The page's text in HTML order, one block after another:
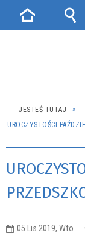
JESTEŚ TUTAJ
UROCZYSTOŚCI
05 Lis 2019, Wto
Strona